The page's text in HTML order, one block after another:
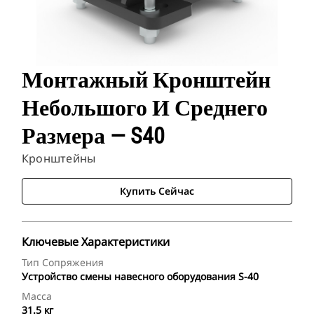
Монтажный Кронштейн
Небольшого И Среднего
Размера — S40
Кронштейны
Купить Сейчас
Ключевые Характеристики
Тип Сопряжения
Устройство смены навесного оборудования S-40
Масса
31.5 кг